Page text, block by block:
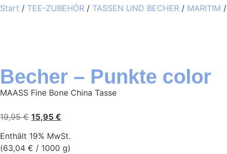
Start / TEE-ZUBEHÖR / TASSEN UND BECHER / MARITIM
Becher – Punkte color
MAASS Fine Bone China Tasse
19,95€ 15,95 €
Enthält 19% MwSt.
(63,04 € / 1000 g)